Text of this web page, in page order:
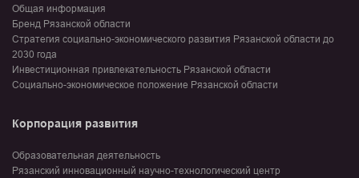
Общая информация
Бренд Рязанской области
Стратегия социально-экономического развития Рязанской области до
2030 года
Инвестиционная привлекательность Рязанской области
Социально-экономическое положение Рязанской области
Корпорация развития
Образовательная деятельность
Рязанский инновационный научно-технологический центр